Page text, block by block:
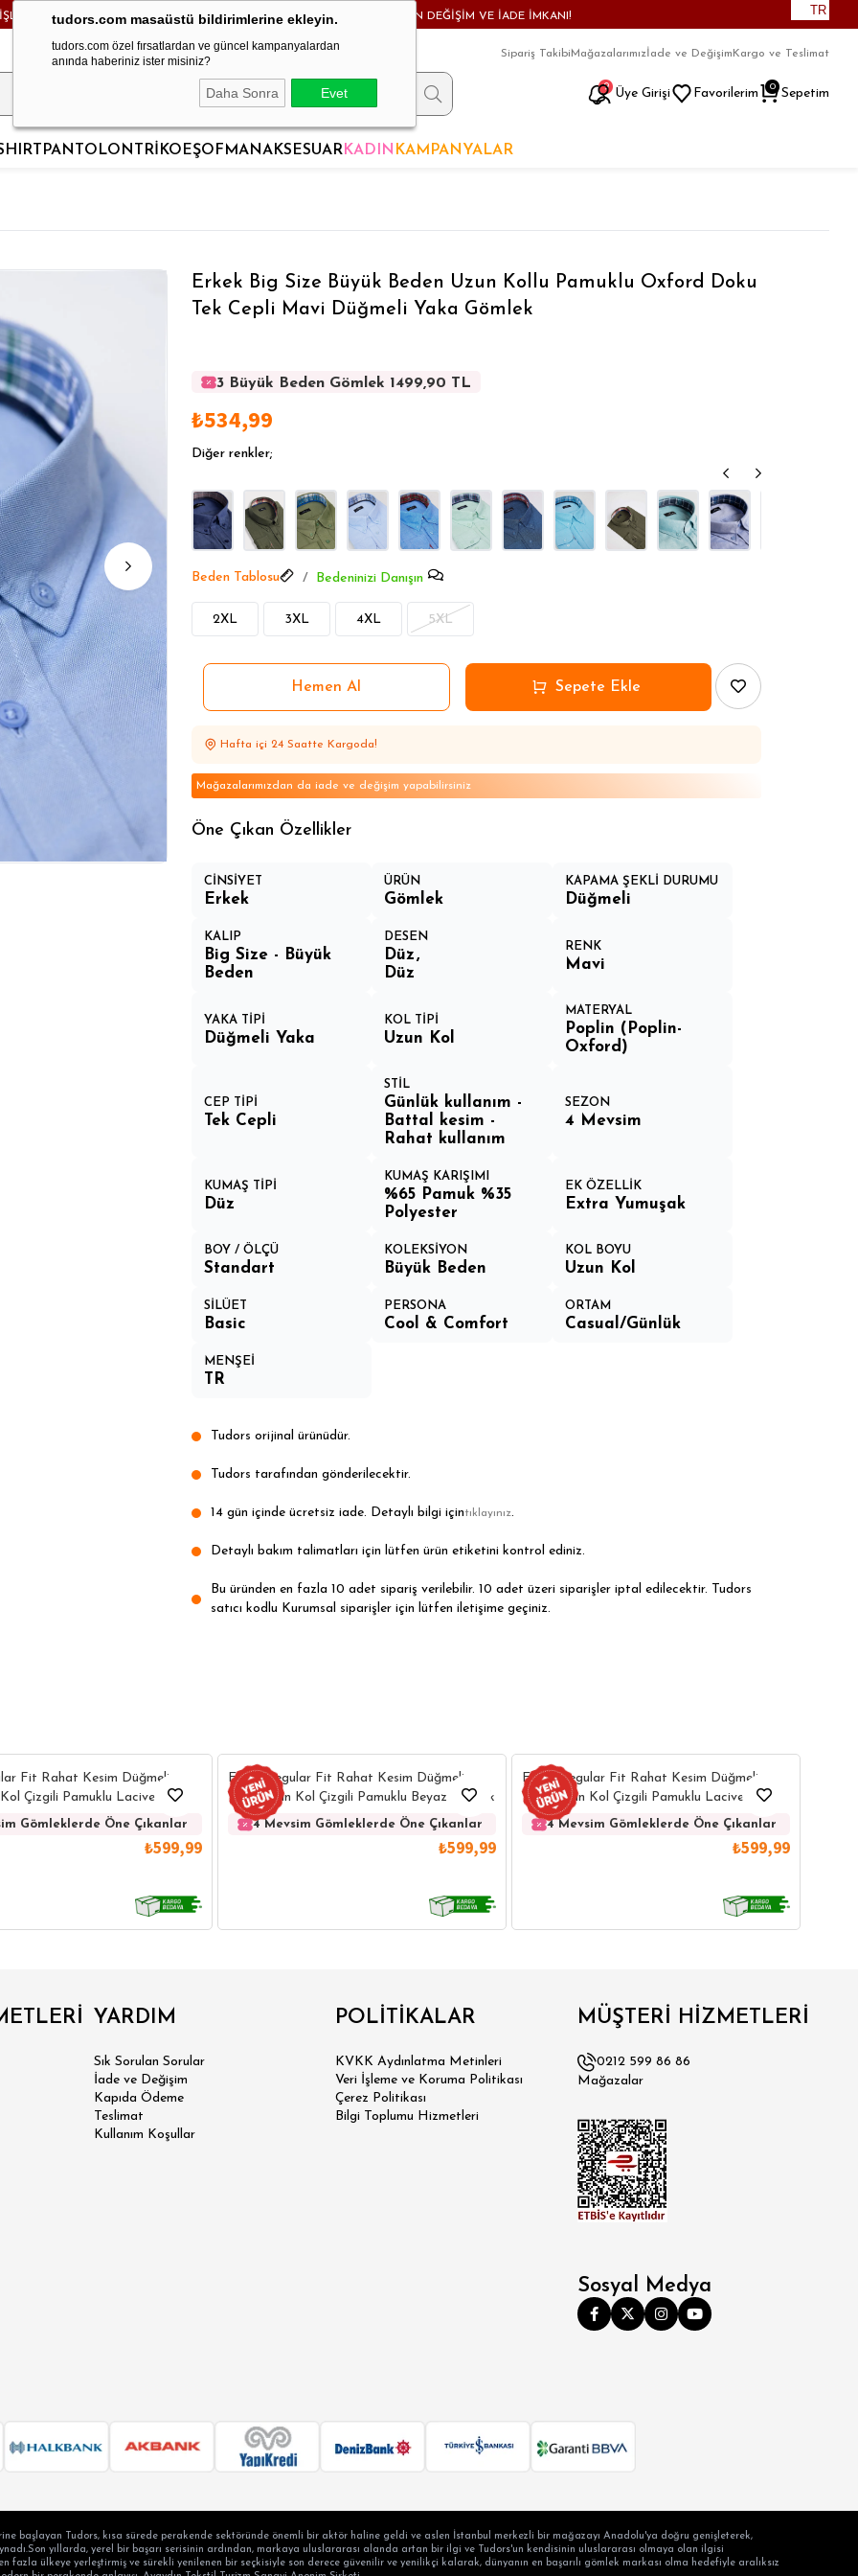
tudors.com masaüstü bildirimlerine ekleyin.
tudors.com özel fırsatlardan ve güncel kampanyalardan
anında haberiniz ister misiniz?
Daha Sonra Evet
KARGO BEDAVA! - HAFTA İÇİ 24 SAATTE KARGODA! - MAĞAZADAN DEĞİŞİM VE İADE İMKANI! TR
9
Sipariş TakibiMağazalarımız İade ve Değişim Kargo ve Teslimat
Üye Girişi Favorilerim Sepetim
0
PANTOLON TRİKO EŞOFMANAKSESUARKADIN KAMPANYALAR
Erkek Big Size Büyük Beden Uzun Kollu Pamuklu Oxford Doku
Tek Cepli Mavi Düğmeli Yaka Gömlek
3 Büyük Beden Gömlek 1499,90 TL
3 Büyük Beden Gömlek 1499,90 TL
3 Büyük Beden Gömlek 1499,90 TL
₺534,99
Diğer renkler;
Beden Tablosu Bedeninizi Danışın
2XL 3XL 4XL 5XL
Hafta içi 24 Saatte Kargoda!
Mağazalarımızdan da iade ve değişim yapabilirsiniz
Öne Çıkan Özellikler
CİNSİYET
Erkek
ÜRÜN
Gömlek
KAPAMA ŞEKLİ DURUMU
Düğmeli
KALIP
Big Size - Büyük
Beden
DESEN
Düz
Düz
RENK
Mavi
YAKA TİPİ
Düğmeli Yaka
KOL TİPİ
Uzun Kol
MATERYAL
Poplin (Poplin-
Oxford)
CEP TİPİ
Tek Cepli
STİL
Günlük kullanım -
Battal kesim -
Rahat kullanım
SEZON
4 Mevsim
KUMAŞ TİPİ
Düz
KUMAŞ KARIŞIMI
%65 Pamuk %35
Polyester
EK ÖZELLİK
Extra Yumuşak
BOY / ÖLÇÜ
Standart
KOLEKSİYON
Büyük Beden
KOL BOYU
Uzun Kol
SİLÜET
Basic
PERSONA
Cool & Comfort
ORTAM
Casual/Günlük
MENŞEİ
TR
Tudors orijinal ürünüdür.
Tudors tarafından gönderilecektir.
14 gün içinde ücretsiz iade. Detaylı bilgi içintıklayınız.
Detaylı bakım talimatları için lütfen ürün etiketini kontrol ediniz.
Bu üründen en fazla 10 adet sipariş verilebilir. 10 adet üzeri siparişler iptal edilecektir. Tudors
satıcı kodlu Kurumsal siparişler için lütfen iletişime geçiniz.
Fit Rahat Kesim Düğmeli
Çizgili Pamuklu Lacivert
Gömleklerde Öne Çıkanlar
₺599,99
Erkek Regular Fit Rahat Kesim Düğmeli
Yaka Uzun Kol Çizgili Pamuklu Beyaz Gömlek
4 Mevsim Gömleklerde Öne Çıkanlar
₺599,99
Erkek Regular Fit Rahat Kesim Düğmeli
Yaka Uzun Kol Çizgili Pamuklu Lacivert
Gömlek
4 Mevsim Gömleklerde Öne Çıkanlar
₺599,99
YARDIM
Sık Sorulan Sorular
İade ve Değişim
Kapıda Ödeme
Teslimat
Kullanım Koşullar
POLİTİKALAR
KVKK Aydınlatma Metinleri
Veri İşleme ve Koruma Politikası
Çerez Politikası
Bilgi Toplumu Hizmetleri
MÜŞTERİ HİZMETLERİ
0212 599 86 86
Mağazalar
Sosyal Medya
başlayan Tudors, kısa sürede perakende sektöründe önemli bir aktör haline geldi ve aslen İstanbul merkezli bir mağazayı Anadolu'ya doğru genişleterek,
yıllarda, yerel bir başarı serisinin ardından, markaya uluslararası alanda artan bir ilgi ve Tudors'un kendisinin uluslararası olmaya olan ilgisi
fazla ülkeye yerleştirmiş ve sürekli yenilenen bir seçkisiyle son derece güvenilir ve yenilikçi kalarak, dünyanın en başarılı gömlek markası olma hedefiyle aralıksız